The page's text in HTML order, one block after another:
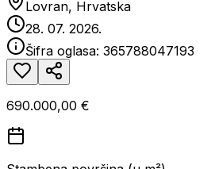
Lovran, Hrvatska
28. 07. 2026.
Šifra oglasa: 365788047193
690.000,00 €